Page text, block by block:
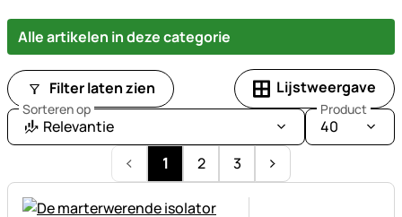
Alle artikelen in deze categorie
Filter laten zien Lijstweergave
Sorteren op
Relevantie
Product
40
1
2 3